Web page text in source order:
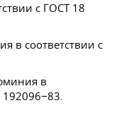
с ГОСТ 18
в соответствии с
в